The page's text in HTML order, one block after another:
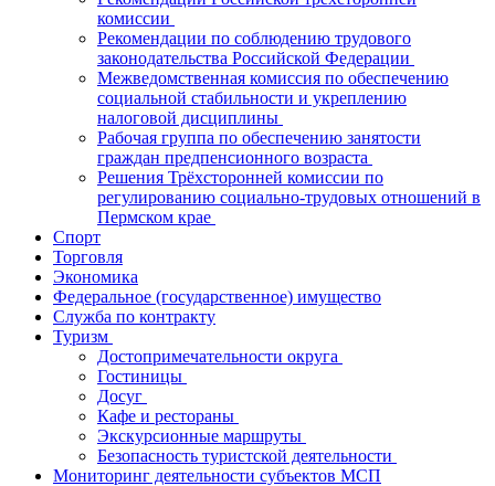
комиссии
Рекомендации по соблюдению трудового
законодательства Российской Федерации
Межведомственная комиссия по обеспечению
социальной стабильности и укреплению
налоговой дисциплины
Рабочая группа по обеспечению занятости
граждан предпенсионного возраста
Решения Трёхсторонней комиссии по
регулированию социально-трудовых отношений в
Пермском крае
Спорт
Торговля
Экономика
Федеральное (государственное) имущество
Служба по контракту
Туризм
Достопримечательности округа
Гостиницы
Досуг
Кафе и рестораны
Экскурсионные маршруты
Безопасность туристской деятельности
Мониторинг деятельности субъектов МСП